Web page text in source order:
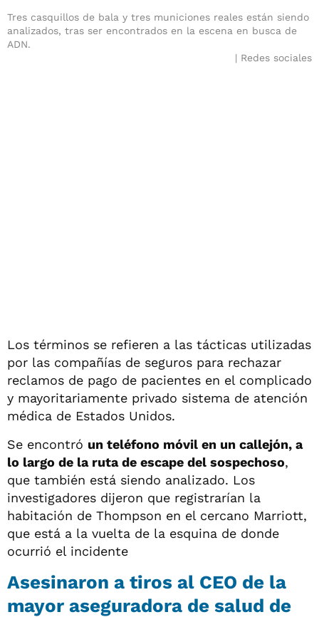
Tres casquillos de bala y tres municiones reales están siendo
analizados, tras ser encontrados en la escena en busca de
ADN.
Redes sociales
Los términos se refieren a las tácticas utilizadas
por las compañías de seguros para rechazar
reclamos de pago de pacientes en el complicado
y mayoritariamente privado sistema de atención
médica de Estados Unidos.
Se encontró un teléfono móvil en un callejón, a
lo largo de la ruta de escape del sospechoso,
que también está siendo analizado. Los
investigadores dijeron que registrarían la
habitación de Thompson en el cercano Marriott,
que está a la vuelta de la esquina de donde
ocurrió el incidente
Asesinaron a tiros al CEO de la
mayor aseguradora de salud de